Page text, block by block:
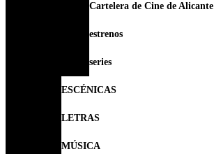
Cartelera de Cine de Alicante
estrenos
series
ESCÉNICAS
LETRAS
MÚSICA